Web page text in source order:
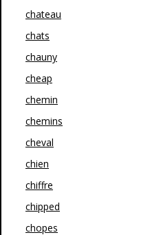
chateau
chats
chauny
cheap
chemin
chemins
cheval
chien
chiffre
chipped
chopes